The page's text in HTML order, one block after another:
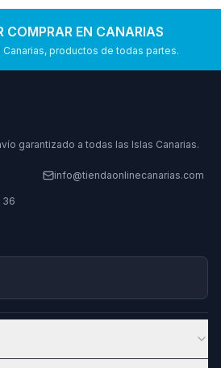
COMPRAR EN CANARIAS
Canarias, productos de todas partes.
garantizado a todas las Islas Canarias.
info@tiendaonlinecanarias.com
36